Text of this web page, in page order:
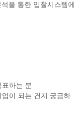
을 통한 입찰시스템에
하는 분
이 되는 건지 궁금하